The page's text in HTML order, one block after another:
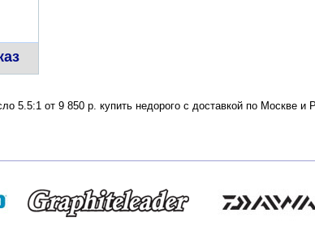
5.5:1 от 9 850 р. купить недорого с доставкой по Москве